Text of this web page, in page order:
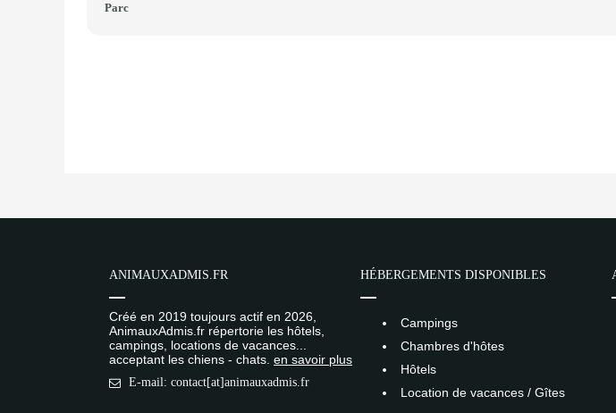
Parc
ANIMAUXADMIS.FR
Créé en 2019 toujours actif en 2026,
AnimauxAdmis.fr répertorie les hôtels,
campings, locations de vacances...
acceptant les chiens - chats. en savoir plus
E-mail: contact[at]animauxadmis.fr
HÉBERGEMENTS DISPONIBLES
Campings
Chambres d'hôtes
Hôtels
Location de vacances / Gîtes